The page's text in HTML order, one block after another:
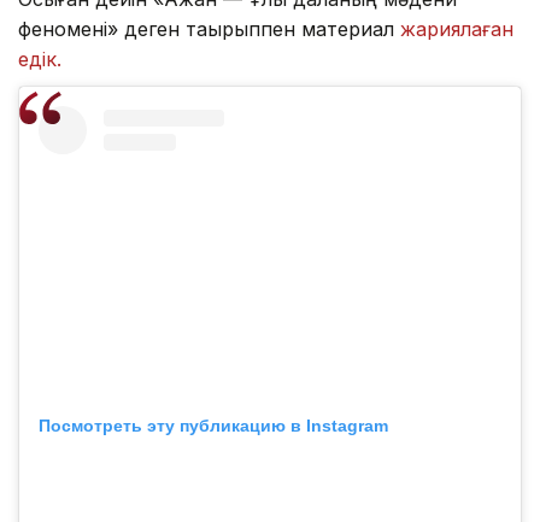
феномені» деген тақырыппен материал жариялаған
едік.
Посмотреть эту публикацию в Instagram